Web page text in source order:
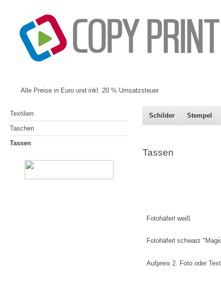
Alle Preise in Euro und inkl. 20 % Umsatzsteuer
Textilien
Taschen
Tassen
Schilder Stempel
Tassen
Fotohäferl weiß
Fotohäferl schwarz
Aufpreis 2. Foto oder Text